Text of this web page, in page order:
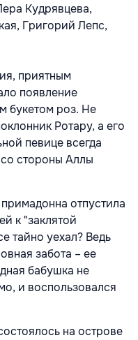
Кудрявцева,
Григорий Лепс,
приятным
появление
букетом роз. Не
Ротару, а его
певице всегда
стороны Аллы
отпустила
к "заклятой
тайно уехал? Ведь
забота – ее
бабушка не
и воспользовался
на острове